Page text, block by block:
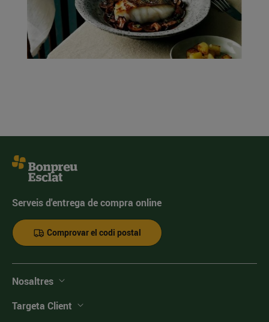
Serveis d'entrega de compra online
Comprovar el codi postal
Nosaltres
Targeta Client